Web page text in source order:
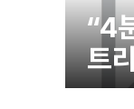
“4
트
숨